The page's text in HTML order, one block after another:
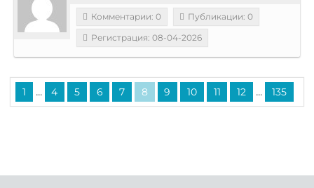
Комментарии: 0
Публикации: 0
Регистрация: 08-04-2026
1 ... 4 5 6 7 8 9 10 11 12 ... 135